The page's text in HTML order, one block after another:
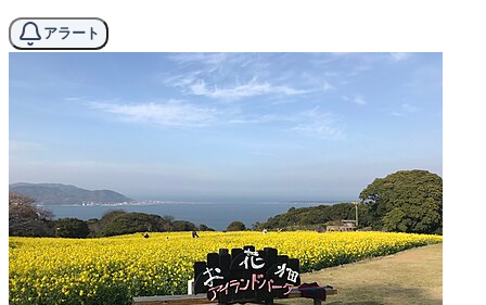
アラート